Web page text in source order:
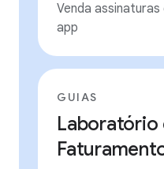
Venda
app
GUIAS
Laboratório